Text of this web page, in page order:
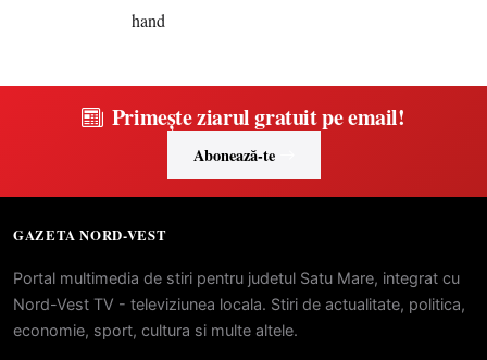
Primește ziarul gratuit pe email!
Abonează-te
GAZETA NORD-VEST
Portal multimedia de stiri pentru judetul Satu Mare, integrat cu
Nord-Vest TV - televiziunea locala. Stiri de actualitate, politica,
economie, sport, cultura si multe altele.